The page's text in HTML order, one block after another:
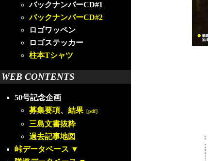
バックナンバーCD#1
バックナンバーCD#2
ロゴワッペン
ロゴステッカー
柱本Tシャツ
WEB CONTENTS
50号記念企画
募集要項、 結果 ［pdf］
三島文書抜粋
過去記事地図
峠データベース ▼